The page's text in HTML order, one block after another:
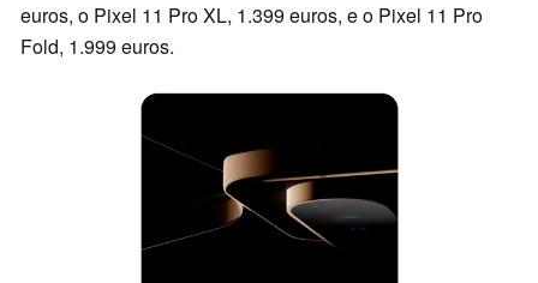
euros, o Pixel 11 Pro XL, 1.399 euros, e o Pixel 11 Pro
Fold, 1.999 euros.